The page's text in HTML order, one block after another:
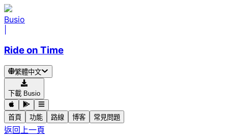
Busio
Ride on Time
繁體中文
下載 Busio
首頁 功能 路線 博客 常見問題
返回上一頁